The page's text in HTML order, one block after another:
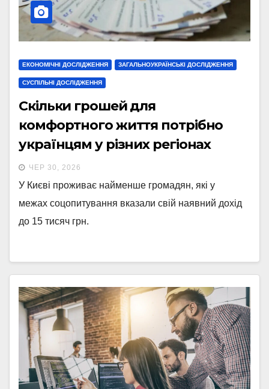
ЕКОНОМІЧНІ ДОСЛІДЖЕННЯ ЗАГАЛЬНОУКРАЇНСЬКІ ДОСЛІДЖЕННЯ
СУСПІЛЬНІ ДОСЛІДЖЕННЯ
Скільки грошей для
комфортного життя потрібно
українцям у різних регіонах
ЧЕР 30, 2026
У Києві проживає найменше громадян, які у
межах соцопитування вказали свій наявний дохід
до 15 тисяч грн.